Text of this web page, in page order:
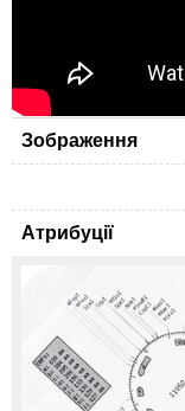
Зображення
Атрибуції